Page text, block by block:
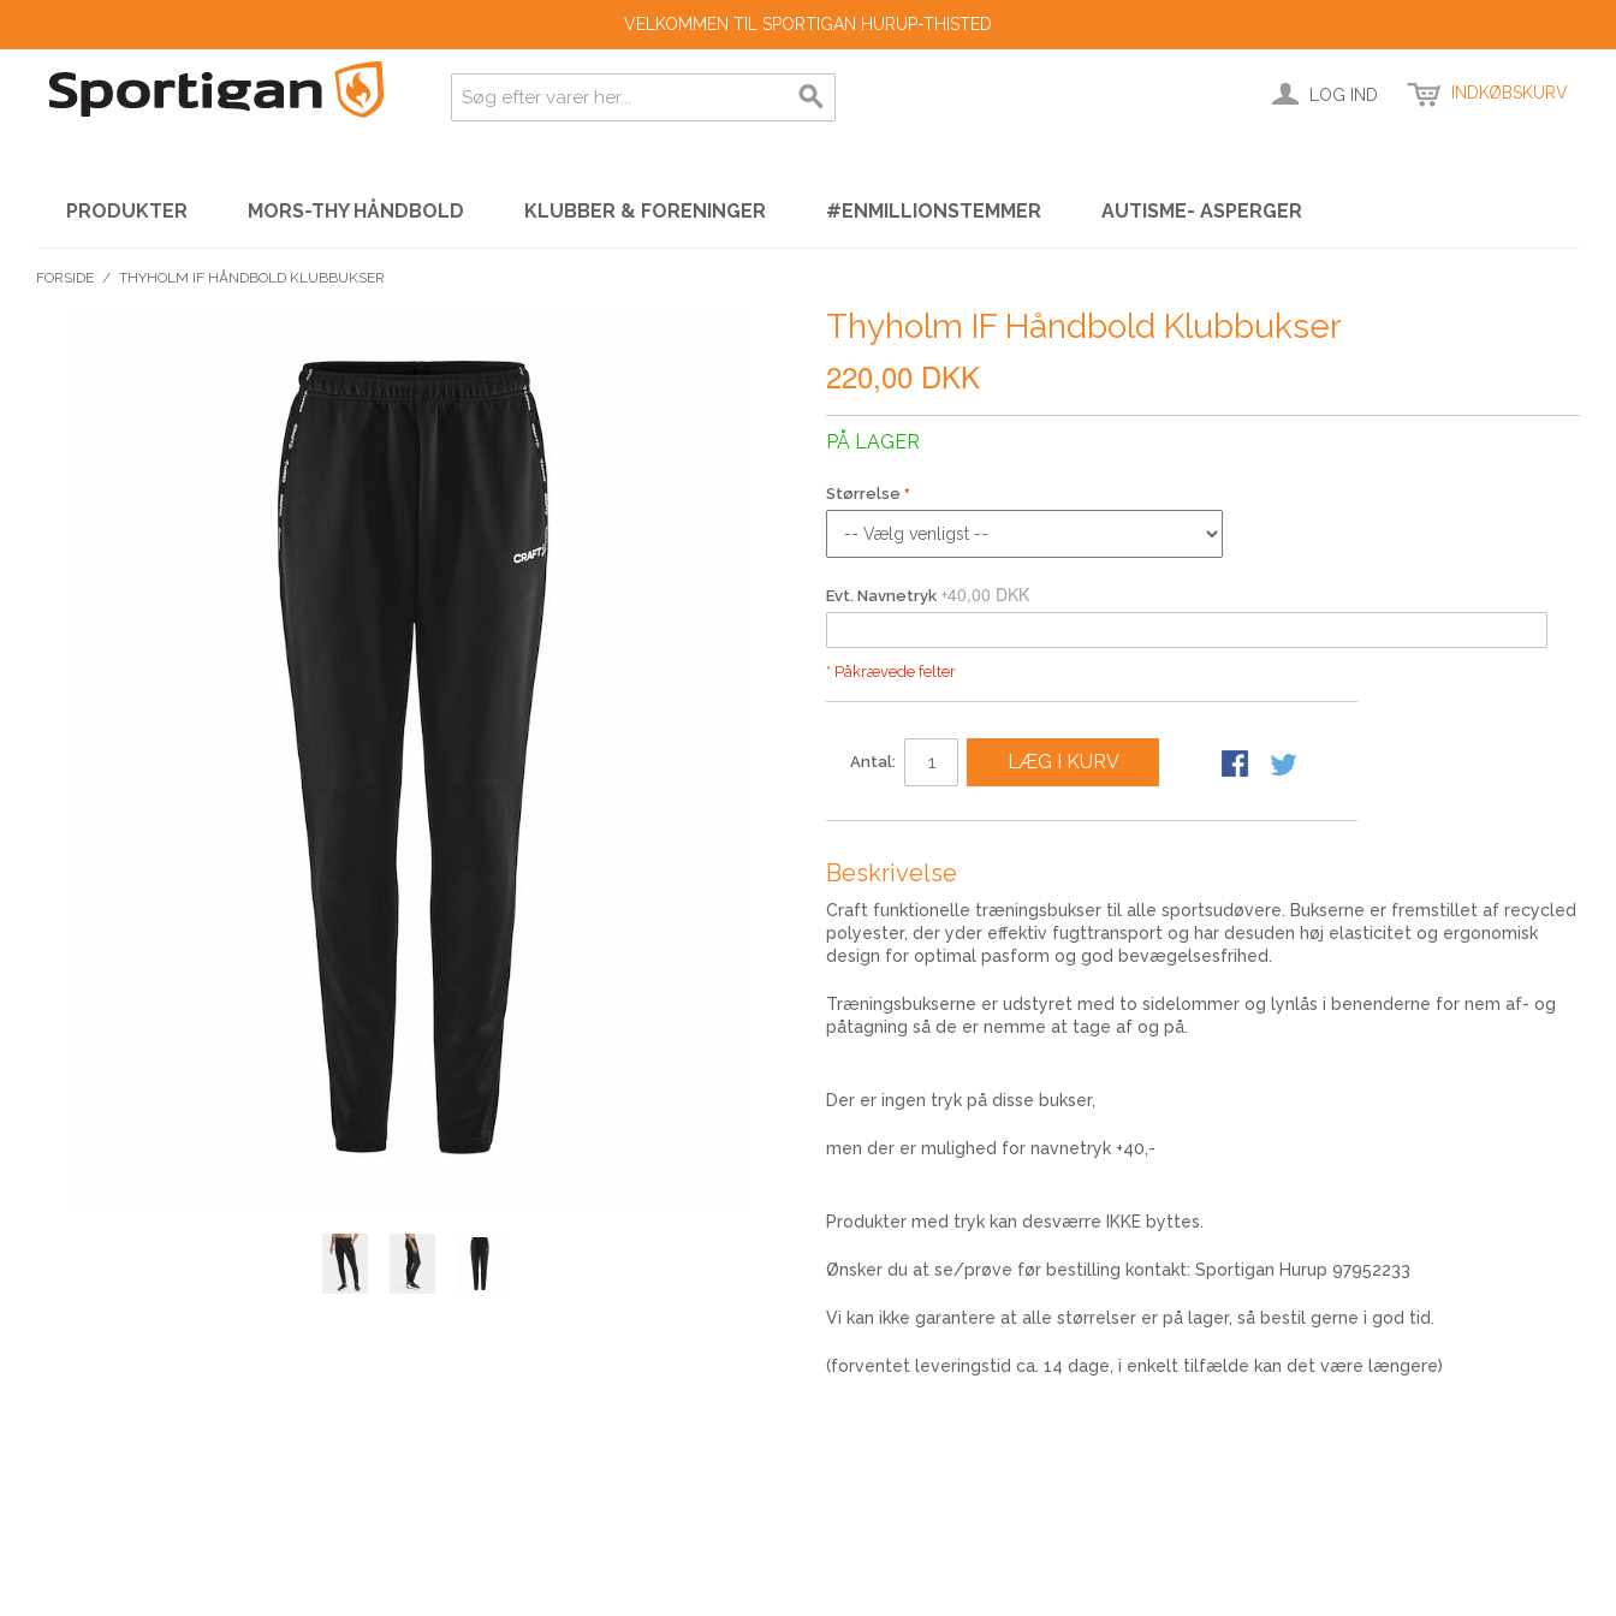
VELKOMMEN TIL SPORTIGAN HURUP-THISTED
LOG IND INDKØBSKURV
PRODUKTER MORS-THY HÅNDBOLD KLUBBER & FORENINGER #ENMILLIONSTEMMER AUTISME- ASPERGER
FORSIDE / THYHOLM IF HÅNDBOLD KLUBBUKSER
Thyholm IF Håndbold Klubbukser
220,00 DKK
PÅ LAGER
Størrelse
Evt. Navnetryk +40,00 DKK
* Påkrævede felter
Antal: LÆG I KURV
Beskrivelse
Craft funktionelle træningsbukser til alle sportsudøvere. Bukserne er fremstillet af recycled
polyester, der yder effektiv fugttransport og har desuden høj elasticitet og ergonomisk
design for optimal pasform og god bevægelsesfrihed.
Træningsbukserne er udstyret med to sidelommer og lynlås i benenderne for nem af- og
påtagning så de er nemme at tage af og på.
Der er ingen tryk på disse bukser,
men der er mulighed for navnetryk +40,-
Produkter med tryk kan desværre IKKE byttes.
Ønsker du at se/prøve før bestilling kontakt: Sportigan Hurup 97952233
Vi kan ikke garantere at alle størrelser er på lager, så bestil gerne i god tid.
(forventet leveringstid ca. 14 dage, i enkelt tilfælde kan det være længere)